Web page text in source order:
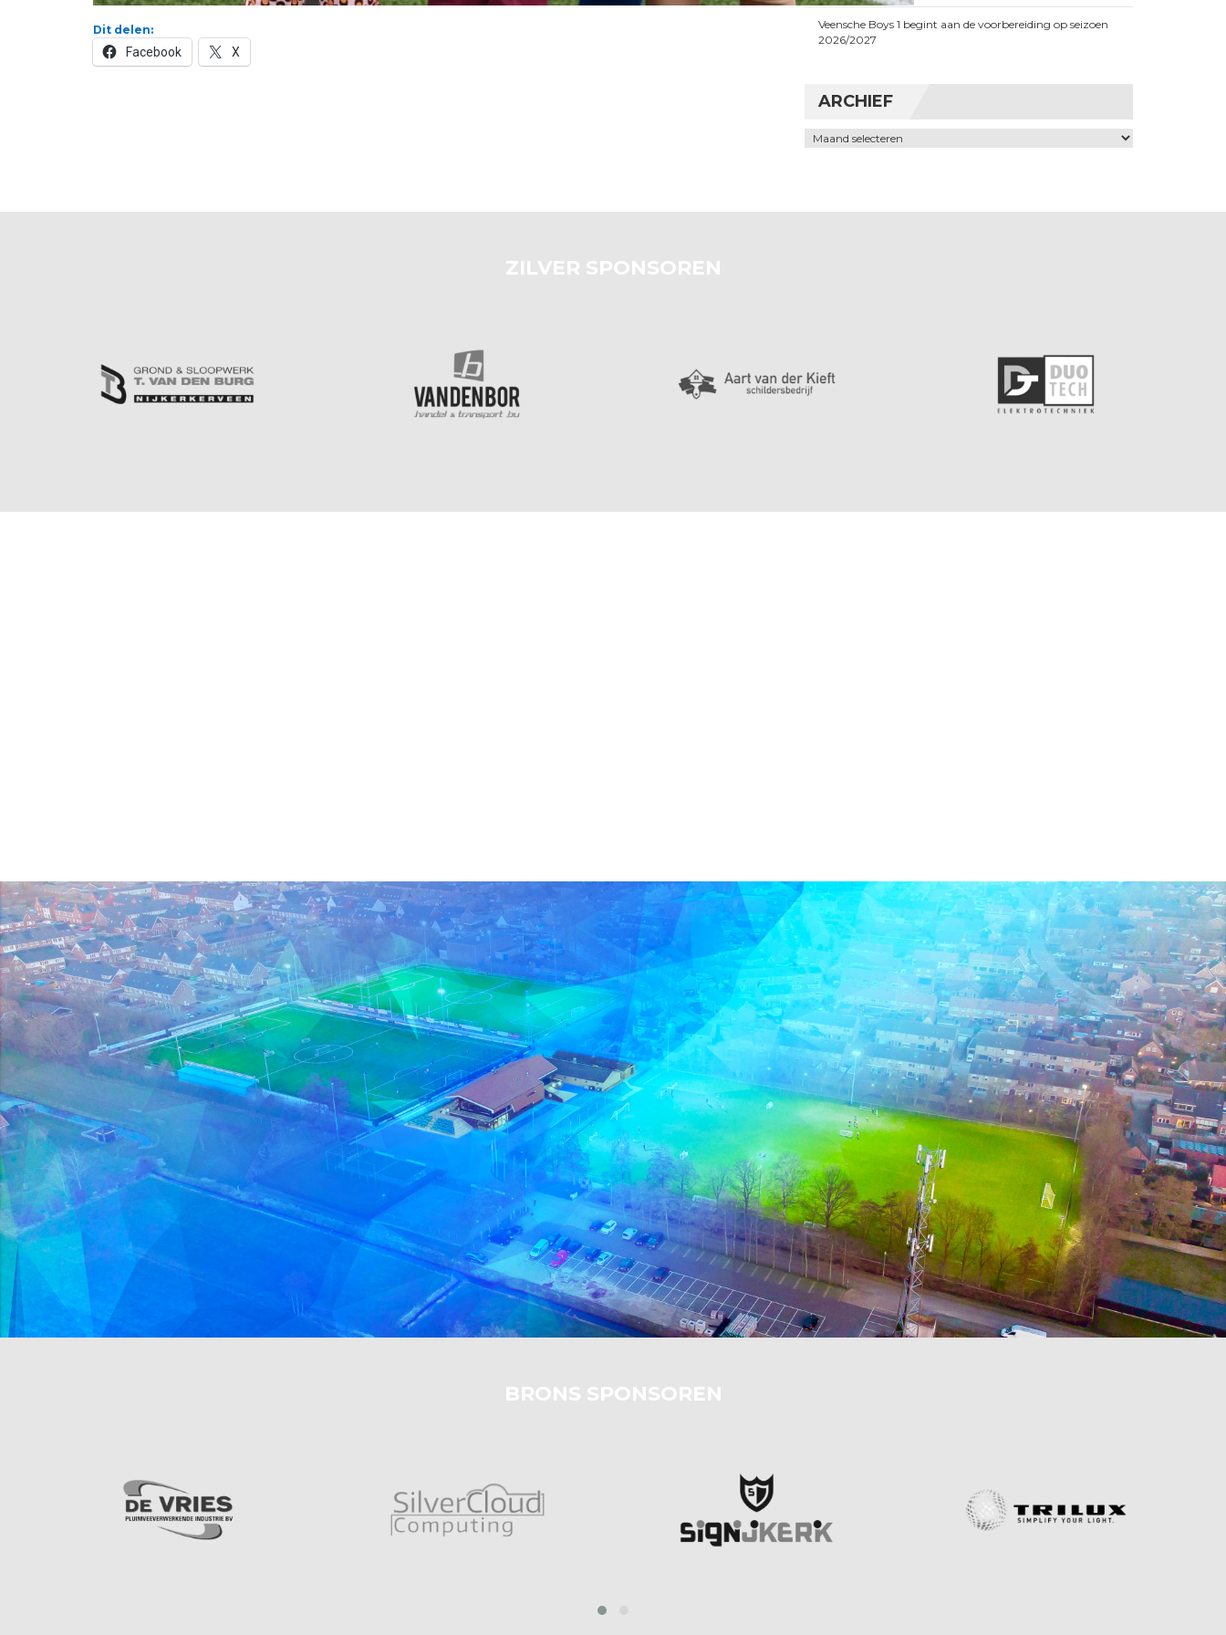
Dit delen:
Facebook X
Veensche Boys 1 begint aan de voorbereiding op seizoen
2026/2027
ARCHIEF
Archief
ZILVER SPONSOREN
BRONS SPONSOREN
prev